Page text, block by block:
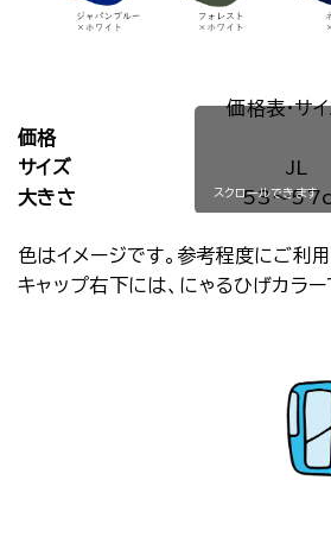
価格表・サ
価格
サイズ
JL
大きさ
53～
スクロールできます
色はイメージです。参考程度にご利用
キャップ右下には、にゃるひげカラー